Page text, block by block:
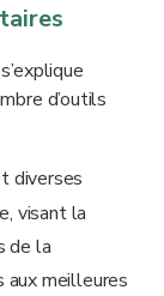
d’outils
diverses
visant la
de la
aux meilleures